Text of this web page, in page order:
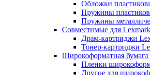
Обложки
Пружины
Пружины
Совместимые для Lexmark
Драм-картриджи
Тонер-картриджи
Широкоформатная бумага
Пленки
Другое для